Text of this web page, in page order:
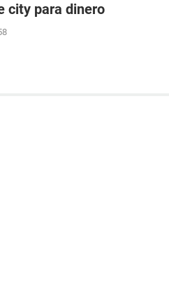
city para dinero